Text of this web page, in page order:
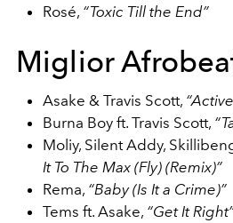
Rosé, “Toxic Till the End”
Miglior
Asake & Travis Scott,
Burna Boy ft. Travis Scott,
Moliy, Silent Addy,
It To The Max (Fly) (Remix)”
Rema, “Baby (Is It a Crime)”
Tems ft. Asake, “Get It